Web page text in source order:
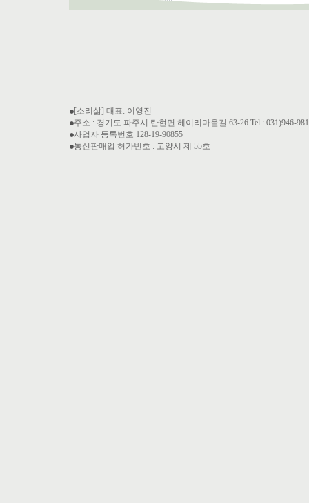
[소리삶] 대표: 이영진
주소 : 경기도 파주시 탄현면 헤이리마을길 63-26 Tel : 031)946-
사업자 등록번호 128-19-90855
통신판매업 허가번호 : 고양시 제 55호